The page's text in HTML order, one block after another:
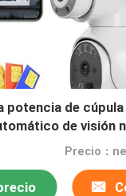
potencia de
de visión
Precio：